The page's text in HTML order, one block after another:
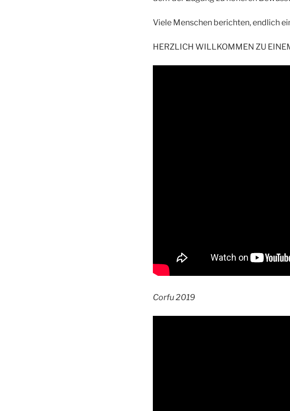
Viele Menschen berichten, endlich
HERZLICH WILLKOMMEN ZU
Corfu 2019